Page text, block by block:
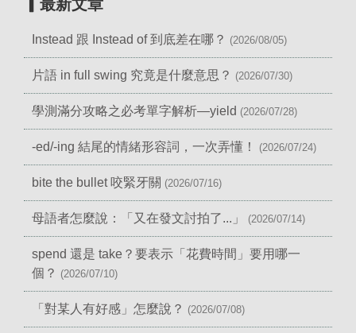
▎最新文章
Instead 跟 Instead of 到底差在哪？ (2026/08/05)
片語 in full swing 究竟是什麼意思？ (2026/07/30)
學測滿分攻略之必考單字解析—yield (2026/07/28)
-ed/-ing 結尾的情緒形容詞，一次弄懂！ (2026/07/24)
bite the bullet 咬緊牙關 (2026/07/16)
母語者怎麼說：「又在發文討拍了...」 (2026/07/14)
spend 還是 take？要表示「花費時間」要用哪一
個？ (2026/07/10)
「對某人有好感」怎麼說？ (2026/07/08)